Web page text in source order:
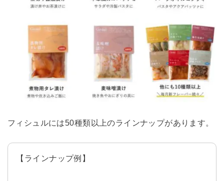
フィシュルには50種類以上のラインナップがあります。
【ラインナップ例】